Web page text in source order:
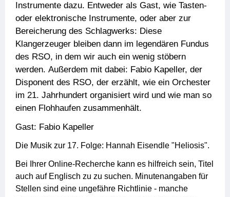
Instrumente dazu. Entweder als Gast, wie Tasten-
oder elektronische Instrumente, oder aber zur
Bereicherung des Schlagwerks: Diese
Klangerzeuger bleiben dann im legendären Fundus
des RSO, in dem wir auch ein wenig stöbern
werden. Außerdem mit dabei: Fabio Kapeller, der
Disponent des RSO, der erzählt, wie ein Orchester
im 21. Jahrhundert organisiert wird und wie man so
einen Flohhaufen zusammenhält.
Gast: Fabio Kapeller
Die Musik zur 17. Folge: Hannah Eisendle "Heliosis".
Bei Ihrer Online-Recherche kann es hilfreich sein, Titel
auch auf Englisch zu zu suchen. Minutenangaben für
Stellen sind eine ungefähre Richtlinie - manche